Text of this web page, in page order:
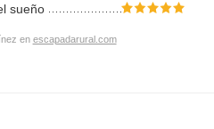
sueño
en escapadarural.com